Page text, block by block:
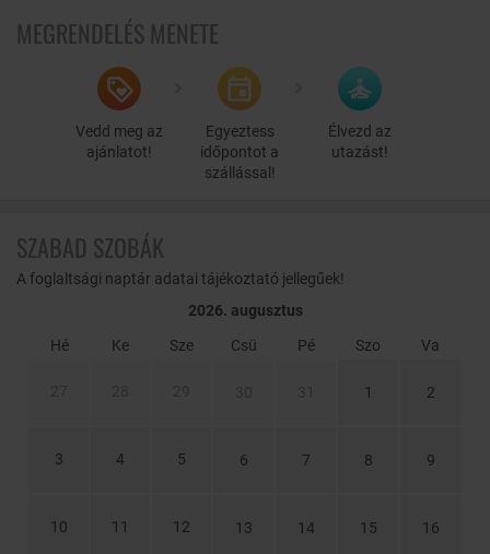
számára játszószobát alakítottak ki, melyben szülői felügyelet
mellett önfeledten játszhatnak együtt a gyermekek.
MEGRENDELÉS MENETE
Vedd meg az
ajánlatot!
Egyeztess
időpontot a
szállással!
Élvezd az
utazást!
SZABAD SZOBÁK
A foglaltsági naptár adatai tájékoztató jellegűek!
2026. augusztus
Hé
Ke Sze Csü Pé Szo Va
1 2
3 4 5 6 7 8 9
10 11 12 13 14 15 16